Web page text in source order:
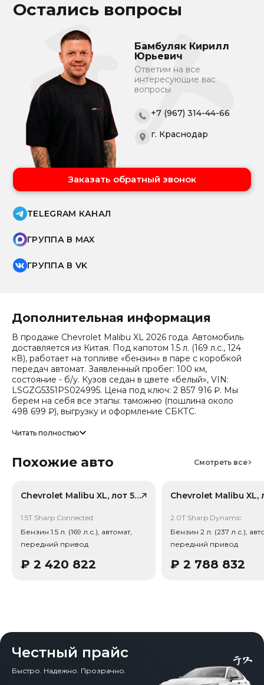
Остались вопросы
Бамбуляк Кирилл
Юрьевич
Ответим на все
интересующие вас
вопросы
+7 (967) 314-44-66
г. Краснодар
Заказать обратный звонок
TELEGRAM КАНАЛ
ГРУППА В MAX
ГРУППА В VK
Дополнительная информация
В продаже Chevrolet Malibu XL 2026 года. Автомобиль
доставляется из Китая. Под капотом 1.5 л. (169 л.с., 124
кВ), работает на топливе «бензин» в паре с коробкой
передач автомат. Заявленный пробег: 100 км,
состояние - б/у. Кузов седан в цвете «белый», VIN:
LSGZG5351PS024995. Цена под ключ: 2 857 916 ₽. Мы
берем на себя все этапы: таможню (пошлина около
498 699 ₽), выгрузку и оформление СБКТС.
Цена зависит от курса валют, точный расчет
Прогноз стоимости (по данным che): сейчас авто стоит
сборов РФ.
Привод - Передний привод (FWD).
Читать полностью
Похожие авто Смотреть все
Chevrolet Malibu XL, лот 58545535
1.5T Sharp Connected
Бензин 1.5 л. (169 л.с.), автомат,
передний привод
₽ 2 420 822
2.0T Sharp Dynamic
Бензин 2 л. (237 л.с.),
передний привод
₽ 2 788 832
Честный прайс
Быстро. Надежно. Прозрачно.